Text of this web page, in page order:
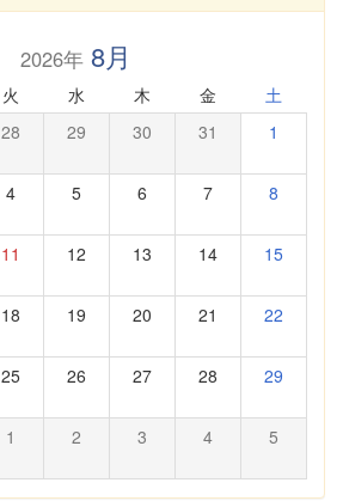
2026年8月
火 水 木 金 土
28 29 30 31 1
4 5 6 7 8
11 12 13 14 15
18 19 20 21 22
25 26 27 28 29
1 2 3 4 5